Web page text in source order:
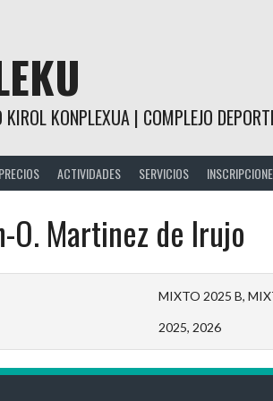
KIROL KONPLEXUA | COMPLEJO
PRECIOS ACTIVIDADES SERVICIOS
O. Martinez de Irujo
MIXTO 2025 B,
2025, 2026